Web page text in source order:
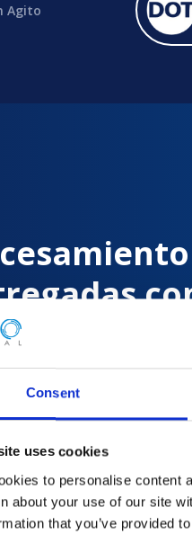
Consent
uses cookies
to personalise content
about your use of our site
that you’ve provided
Agito
de
nuevas y de
Siemens, GE y